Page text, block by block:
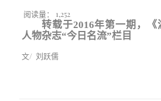
阅读量： 1,252
转载于2016年第一期，
人物杂志“今日名流”栏目
文/ 刘跃儒